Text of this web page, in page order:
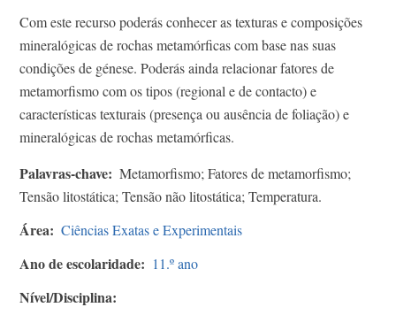
Com este recurso poderás conhecer as texturas e composições
mineralógicas de rochas metamórficas com base nas suas
condições de génese. Poderás ainda relacionar fatores de
metamorfismo com os tipos (regional e de contacto) e
características texturais (presença ou ausência de foliação) e
mineralógicas de rochas metamórficas.
Palavras-chave
Metamorfismo; Fatores de metamorfismo;
Tensão litostática; Tensão não litostática; Temperatura.
Área Ciências Exatas e Experimentais
Ano de escolaridade 11.º ano
Nível/Disciplina